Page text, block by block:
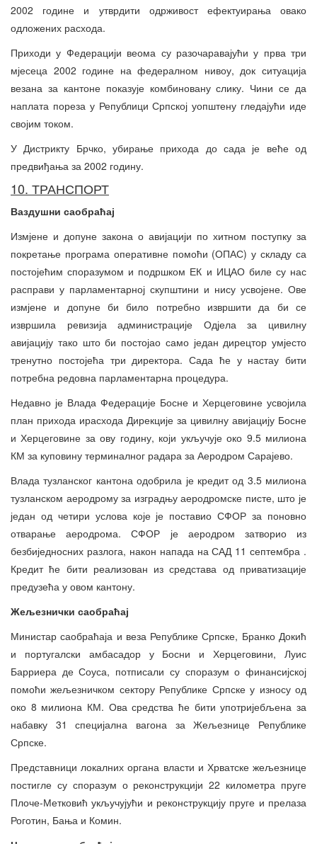
2002 године и утврдити одрживост ефектуирања овако
одложених расхода.
Приходи у Федерацији веома су разочаравајући у прва три
мјесеца 2002 године на федералном нивоу, док ситуација
везана за кантоне показује комбиновану слику. Чини се да
наплата пореза у Републици Српској уопштену гледајући иде
својим током.
У Дистрикту Брчко, убирање прихода до сада је веће од
предвиђања за 2002 годину.
10. ТРАНСПОРТ
Ваздушни саобраћај
Измјене и допуне закона о авијацији по хитном поступку за
покретање програма оперативне помоћи (ОПАС) у складу са
постојећим споразумом и подршком ЕК и ИЦАО биле су нас
расправи у парламентарној скупштини и нису усвојене. Ове
измјене и допуне би било потребно извршити да би се
извршила ревизија администрације Одјела за цивилну
авијацију тако што би постојао само један дирецтор умјесто
тренутно постојећа три директора. Сада ће у настау бити
потребна редовна парламентарна процедура.
Недавно је Влада Федерације Босне и Херцеговине усвојила
план прихода ирасхода Дирекције за цивилну авијацију Босне
и Херцеговине за ову годину, који укључује око 9.5 милиона
КМ за куповину терминалног радара за Аеродром Сарајево.
Влада тузланског кантона одобрила је кредит од 3.5 милиона
тузланском аеродрому за изградњу аеродромске писте, што је
један од четири услова које је поставио СФОР за поновно
отварање аеродрома. СФОР је аеродром затворио из
безбиједносних разлога, након напада на САД 11 септембра .
Кредит ће бити реализован из средстава од приватизације
предузећа у овом кантону.
Жељезнички саобраћај
Министар саобраћаја и веза Републике Српске, Бранко Докић
и португалски амбасадор у Босни и Херцеговини, Луис
Барриера де Соуса, потписали су споразум о финансијској
помоћи жељезничком сектору Републике Српске у износу од
око 8 милиона КМ. Ова средства ће бити употријебљена за
набавку 31 специјална вагона за Жељезнице Републике
Српске.
Представници локалних органа власти и Хрватске жељезнице
постигле су споразум о реконструкцији 22 километра пруге
Плоче-Метковић укључујући и реконструкцију пруге и прелаза
Роготин, Бања и Комин.